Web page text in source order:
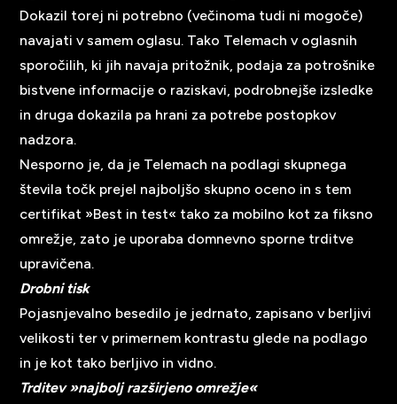
Dokazil torej ni potrebno (večinoma tudi ni mogoče)
navajati v samem oglasu. Tako Telemach v oglasnih
sporočilih, ki jih navaja pritožnik, podaja za potrošnike
bistvene informacije o raziskavi, podrobnejše izsledke
in druga dokazila pa hrani za potrebe postopkov
nadzora.
Nesporno je, da je Telemach na podlagi skupnega
števila točk prejel najboljšo skupno oceno in s tem
certifikat »Best in test« tako za mobilno kot za fiksno
omrežje, zato je uporaba domnevno sporne trditve
upravičena.
Drobni tisk
Pojasnjevalno besedilo je jedrnato, zapisano v berljivi
velikosti ter v primernem kontrastu glede na podlago
in je kot tako berljivo in vidno.
Trditev »najbolj razširjeno omrežje«